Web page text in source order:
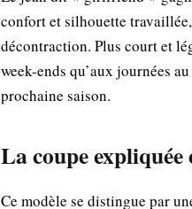
confort et silhouette
décontraction. Plus court et
week-ends qu’aux journées
prochaine saison.
La coupe expliquée
Ce modèle se distingue par